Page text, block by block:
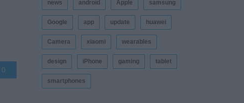
0
news android Apple samsung
Google app update huawei
Camera xiaomi wearables
design iPhone gaming tablet
smartphones